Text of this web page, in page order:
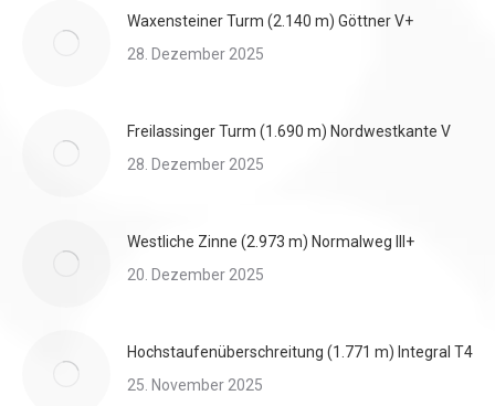
Waxensteiner Turm (2.140 m) Göttner V+
28. Dezember 2025
Freilassinger Turm (1.690 m) Nordwestkante V
28. Dezember 2025
Westliche Zinne (2.973 m) Normalweg III+
20. Dezember 2025
Hochstaufenüberschreitung (1.771 m) Integral T4
25. November 2025